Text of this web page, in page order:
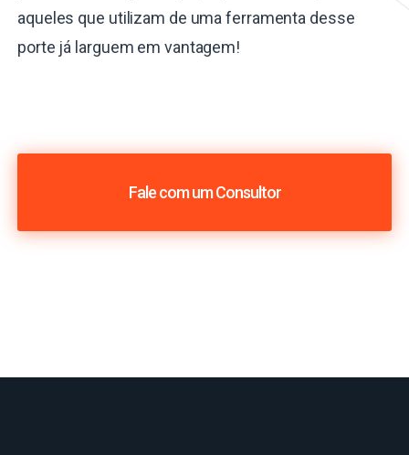
aqueles que utilizam de uma ferramenta desse
porte já larguem em vantagem!
Fale com um Consultor